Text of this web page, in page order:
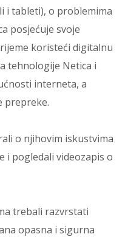
i tableti), o problemima
posjećuje svoje
koristeći digitalnu
tehnologije Netica i
interneta, a
prepreke.
o njihovim iskustvima
i pogledali videozapis o
trebali razvrstati
opasna i sigurna